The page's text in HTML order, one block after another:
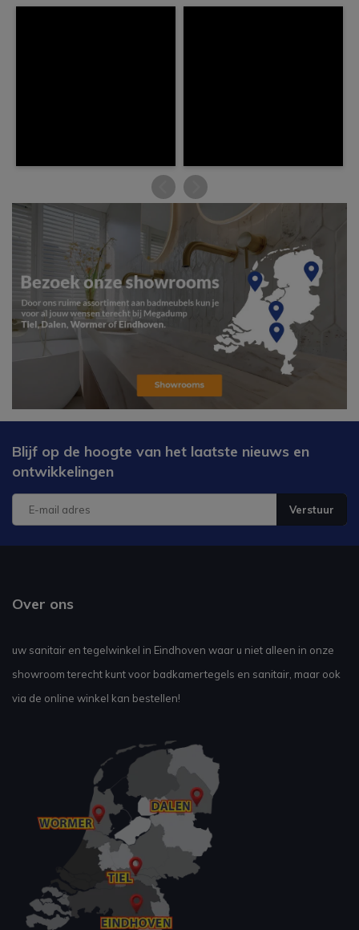
Blijf op de hoogte van het laatste nieuws en
ontwikkelingen
Verstuur
Over ons
uw sanitair en tegelwinkel in Eindhoven waar u niet alleen in onze
showroom terecht kunt voor badkamertegels en sanitair, maar ook
via de online winkel kan bestellen!